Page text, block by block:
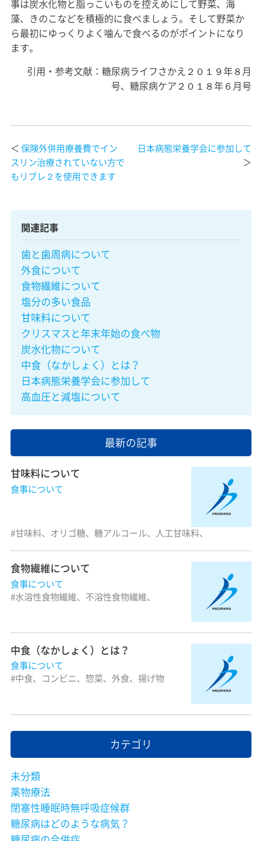
事は炭水化物と脂っこいものを控えめにして野菜、海
藻、きのこなどを積極的に食べましょう。そして野菜か
ら最初にゆっくりよく噛んで食べるのがポイントになり
ます。
引用・参考文献：糖尿病ライフさかえ２０１９年８月
号、糖尿病ケア２０１８年６月号
＜ 保険外併用療養費でイン
スリン治療されていない方で
もリブレ２を使用できます
日本病態栄養学会に参加して
＞
関連記事
歯と歯周病について
外食について
食物繊維について
塩分の多い食品
甘味料について
クリスマスと年末年始の食べ物
炭水化物について
中食（なかしょく）とは？
日本病態栄養学会に参加して
高血圧と減塩について
最新の記事
甘味料について
食事について
甘味料、オリゴ糖、糖アルコール、人工甘味料、
食物繊維について
食事について
水溶性食物繊維、不溶性食物繊維、
中食（なかしょく）とは？
食事について
中食、コンビニ、惣菜、外食、揚げ物
カテゴリ
未分類
薬物療法
閉塞性睡眠時無呼吸症候群
糖尿病はどのような病気？